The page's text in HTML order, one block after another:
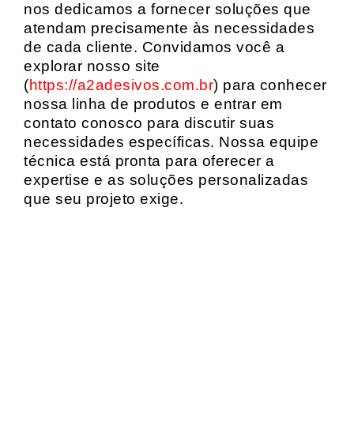
nos dedicamos a fornecer soluções que
atendam precisamente às necessidades
de cada cliente. Convidamos você a
explorar nosso site
(https://a2adesivos.com.br) para conhecer
nossa linha de produtos e entrar em
contato conosco para discutir suas
necessidades específicas. Nossa equipe
técnica está pronta para oferecer a
expertise e as soluções personalizadas
que seu projeto exige.